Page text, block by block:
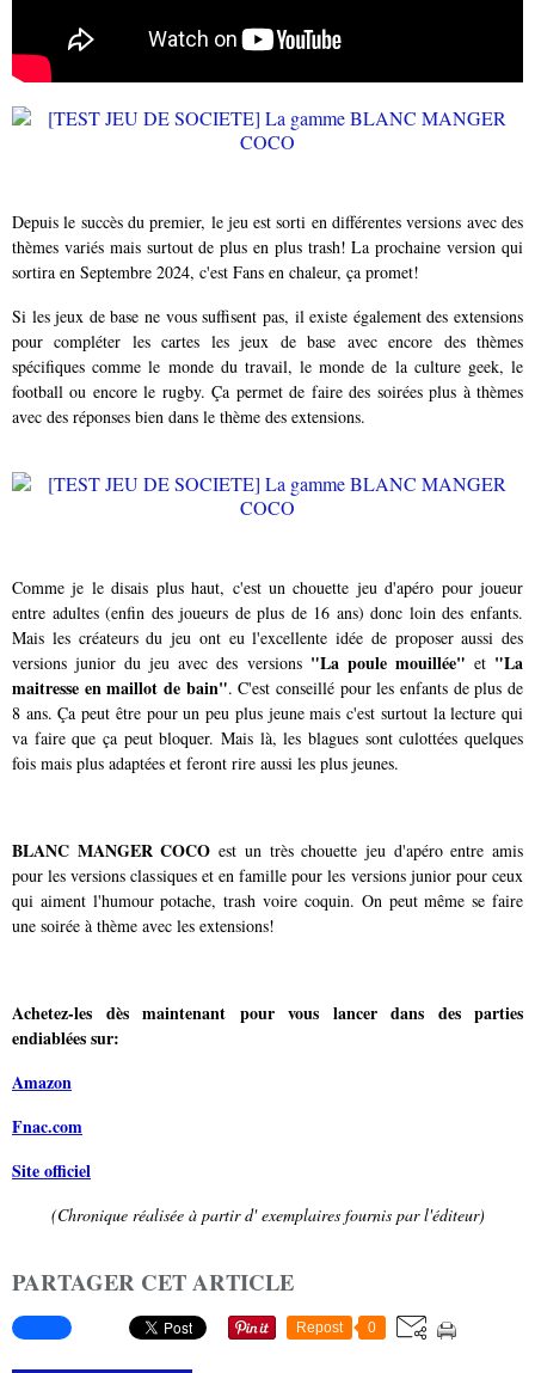
Depuis le succès du premier, le jeu est sorti en différentes versions avec des
thèmes variés mais surtout de plus en plus trash! La prochaine version qui
sortira en Septembre 2024, c'est Fans en chaleur, ça promet!
Si les jeux de base ne vous suffisent pas, il existe également des extensions
pour compléter les cartes les jeux de base avec encore des thèmes
spécifiques comme le monde du travail, le monde de la culture geek, le
football ou encore le rugby. Ça permet de faire des soirées plus à thèmes
avec des réponses bien dans le thème des extensions.
Comme je le disais plus haut, c'est un chouette jeu d'apéro pour joueur
entre adultes (enfin des joueurs de plus de 16 ans) donc loin des enfants.
Mais les créateurs du jeu ont eu l'excellente idée de proposer aussi des
versions junior du jeu avec des versions "La poule mouillée" et "La
maitresse en maillot de bain". C'est conseillé pour les enfants de plus de
8 ans. Ça peut être pour un peu plus jeune mais c'est surtout la lecture qui
va faire que ça peut bloquer. Mais là, les blagues sont culottées quelques
fois mais plus adaptées et feront rire aussi les plus jeunes.
BLANC MANGER COCO est un très chouette jeu d'apéro entre amis
pour les versions classiques et en famille pour les versions junior pour ceux
qui aiment l'humour potache, trash voire coquin. On peut même se faire
une soirée à thème avec les extensions!
Achetez-les dès maintenant pour vous lancer dans des parties
endiablées sur:
Amazon
Fnac.com
Site officiel
(Chronique réalisée à partir d' exemplaires fournis par l'éditeur)
PARTAGER CET ARTICLE
Repost 0